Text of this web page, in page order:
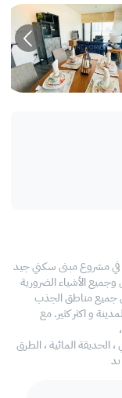
في مشروع مبنى سكني جيد
الأشياء الضرورية
جميع مناطق الجذب
و اكثر كثير. مع
الحديقة المائية ، الطرق